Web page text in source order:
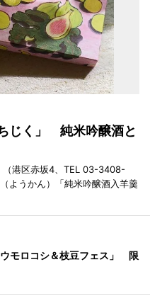
じく」 純米吟醸酒と
（港区赤坂4、TEL 03-3408-
ようかん）「純米吟醸酒入羊羹
モロコシ＆枝豆フェス」 限